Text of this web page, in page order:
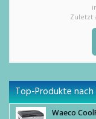
Zuletzt
Top-Produkte
Waeco